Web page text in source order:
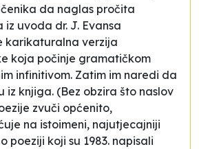
da naglas pročita
uvoda dr. J. Evansa
karikaturalna verzija
koja počinje gramatičkom
infinitivom. Zatim im naredi da
iz knjiga. (Bez obzira što naslov
zvuči općenito,
na istoimeni, najutjecajniji
poeziji koji su 1983. napisali